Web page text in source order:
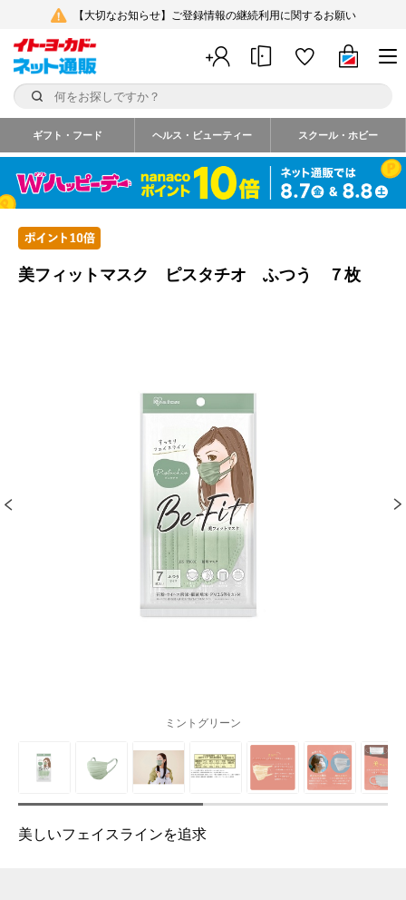
【大切なお知らせ】ご登録情報の継続利用に関するお願い
ギフト・フード ヘルス・ビューティー スクール・ホビー
美フィットマスク ピスタチオ ふつう ７枚
ミントグリーン
美しいフェイスラインを追求